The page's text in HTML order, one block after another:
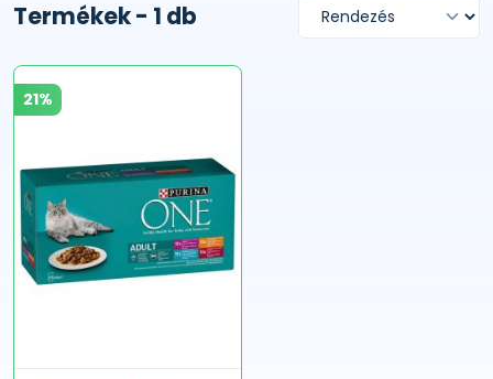
Termékek - 1 db
21%